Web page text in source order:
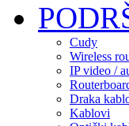
Cudy
Wireless
IP video /
Draka
Kablovi